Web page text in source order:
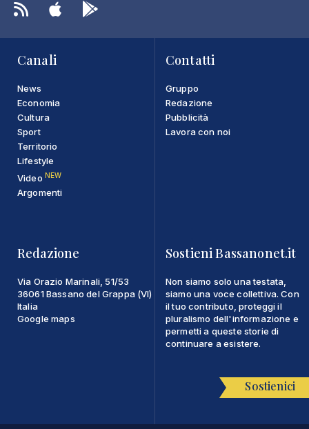
Canali
News
Economia
Cultura
Sport
Territorio
Lifestyle
Video NEW
Argomenti
Contatti
Gruppo
Redazione
Pubblicità
Lavora con noi
Redazione
Via Orazio Marinali, 51/53
36061 Bassano del Grappa (VI)
Italia
Google maps
Sostieni Bassanonet.it
Non siamo solo una testata,
siamo una voce collettiva. Con
il tuo contributo, proteggi il
pluralismo dell'informazione e
permetti a queste storie di
continuare a esistere.
Sostienici